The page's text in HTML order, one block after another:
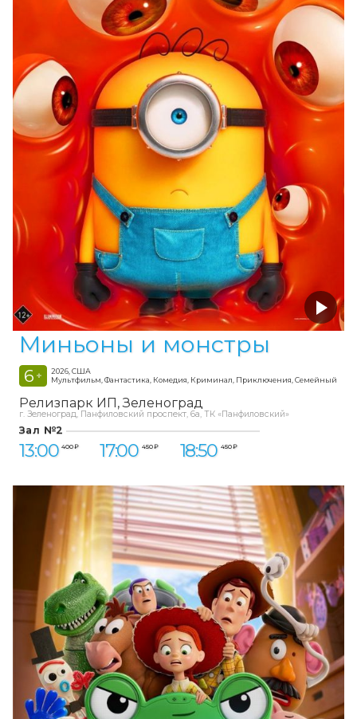
Миньоны и монстры
6 +
2026, США
Мультфильм, Фантастика, Комедия, Криминал, Приключения, Семейный
Релизпарк ИП Зеленоград
г. Зеленоград, Панфиловский проспект, 6а, ТК «Панфиловский»
Зал №2
13:00 400 ₽ 17:00 450 ₽ 18:50 450 ₽